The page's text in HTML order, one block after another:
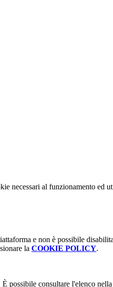
necessari al funzionamento ed
e non è possibile
la COOKIE POLICY.
possibile consultare l'elenco